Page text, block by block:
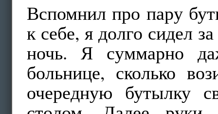
Вспомнил про пару
к себе, я долго сидел
ночь. Я суммарно
больнице, сколько
очередную бутылку